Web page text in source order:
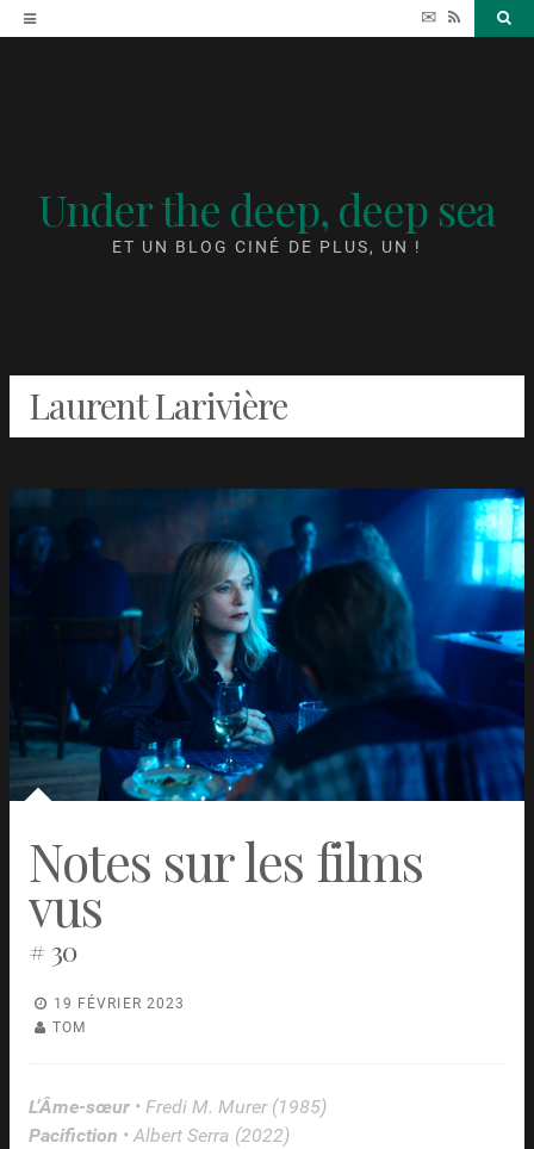
Accéder
au
✉ RSS
Under the deep, deep sea
ET UN BLOG CINÉ DE PLUS, UN !
Laurent Larivière
Notes sur les films
vus
# 30
19 FÉVRIER 2023
TOM
L’Âme-sœur • Fredi M. Murer (1985)
Pacifiction • Albert Serra (2022)